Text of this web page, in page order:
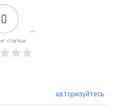
0
статьи
авторизуйтесь